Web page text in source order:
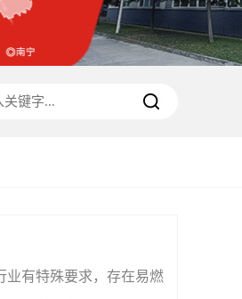
业有特殊要求，存在易燃